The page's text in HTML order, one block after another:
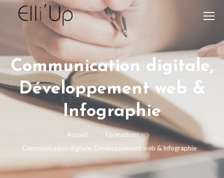
Communication digitale,
Développement web &
Infographie
Accueil
Formations
Communication digitale, Développement web & Infographie